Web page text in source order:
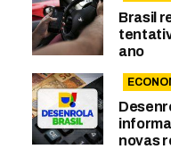
Brasil
ano
novas